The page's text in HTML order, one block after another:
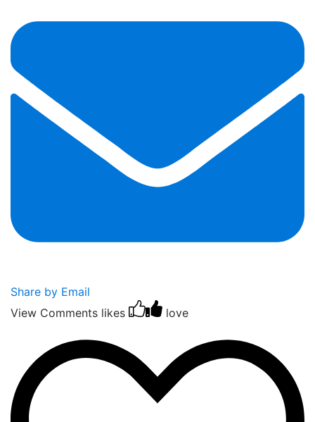
Share by Email
View Comments likes love